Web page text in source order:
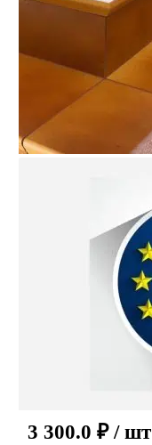
3 300.0 ₽ / шт